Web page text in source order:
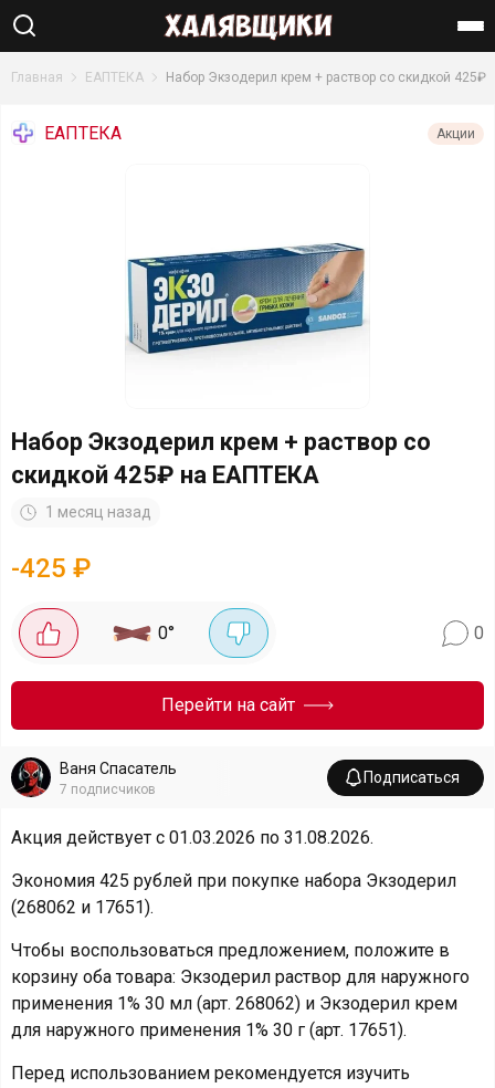
Найти
Главная ЕАПТЕКА Набор Экзодерил крем + раствор со скидкой 425₽
ЕАПТЕКА Акции
Набор Экзодерил крем + раствор со
скидкой 425₽ на ЕАПТЕКА
1 месяц назад
-425 ₽
0° 0
Перейти на сайт
Ваня Спасатель
7 подписчиков
Подписаться
Акция действует с 01.03.2026 по 31.08.2026.
Экономия 425 рублей при покупке набора Экзодерил
(268062 и 17651).
Чтобы воспользоваться предложением, положите в
корзину оба товара: Экзодерил раствор для наружного
применения 1% 30 мл (арт. 268062) и Экзодерил крем
для наружного применения 1% 30 г (арт. 17651).
Перед использованием рекомендуется изучить